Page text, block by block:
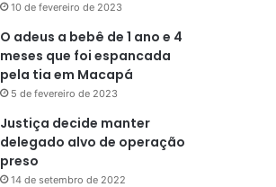
10 de fevereiro de 2023
O adeus a bebê de 1 ano e 4
meses que foi espancada
pela tia em Macapá
5 de fevereiro de 2023
Justiça decide manter
delegado alvo de operação
preso
14 de setembro de 2022